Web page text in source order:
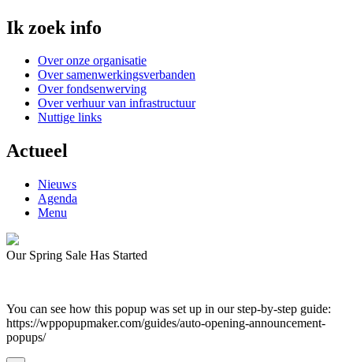
Ik zoek info
Over onze organisatie
Over samenwerkingsverbanden
Over fondsenwerving
Over verhuur van infrastructuur
Nuttige links
Actueel
Nieuws
Agenda
Menu
Our Spring Sale Has Started
You can see how this popup was set up in our step-by-step guide:
https://wppopupmaker.com/guides/auto-opening-announcement-
popups/